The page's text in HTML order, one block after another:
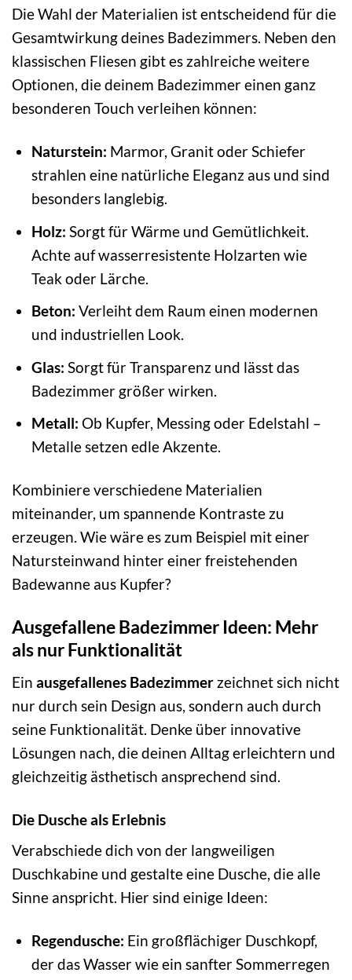
Die Wahl der Materialien ist entscheidend für die
Gesamtwirkung deines Badezimmers. Neben den
klassischen Fliesen gibt es zahlreiche weitere
Optionen, die deinem Badezimmer einen ganz
besonderen Touch verleihen können:
Naturstein: Marmor, Granit oder Schiefer
strahlen eine natürliche Eleganz aus und sind
besonders langlebig.
Holz: Sorgt für Wärme und Gemütlichkeit.
Achte auf wasserresistente Holzarten wie
Teak oder Lärche.
Beton: Verleiht dem Raum einen modernen
und industriellen Look.
Glas: Sorgt für Transparenz und lässt das
Badezimmer größer wirken.
Metall: Ob Kupfer, Messing oder Edelstahl –
Metalle setzen edle Akzente.
Kombiniere verschiedene Materialien
miteinander, um spannende Kontraste zu
erzeugen. Wie wäre es zum Beispiel mit einer
Natursteinwand hinter einer freistehenden
Badewanne aus Kupfer?
Ausgefallene Badezimmer Ideen: Mehr
als nur Funktionalität
Ein ausgefallenes Badezimmer zeichnet sich nicht
nur durch sein Design aus, sondern auch durch
seine Funktionalität. Denke über innovative
Lösungen nach, die deinen Alltag erleichtern und
gleichzeitig ästhetisch ansprechend sind.
Die Dusche als Erlebnis
Verabschiede dich von der langweiligen
Duschkabine und gestalte eine Dusche, die alle
Sinne anspricht. Hier sind einige Ideen:
Regendusche: Ein großflächiger Duschkopf,
der das Wasser wie ein sanfter Sommerregen